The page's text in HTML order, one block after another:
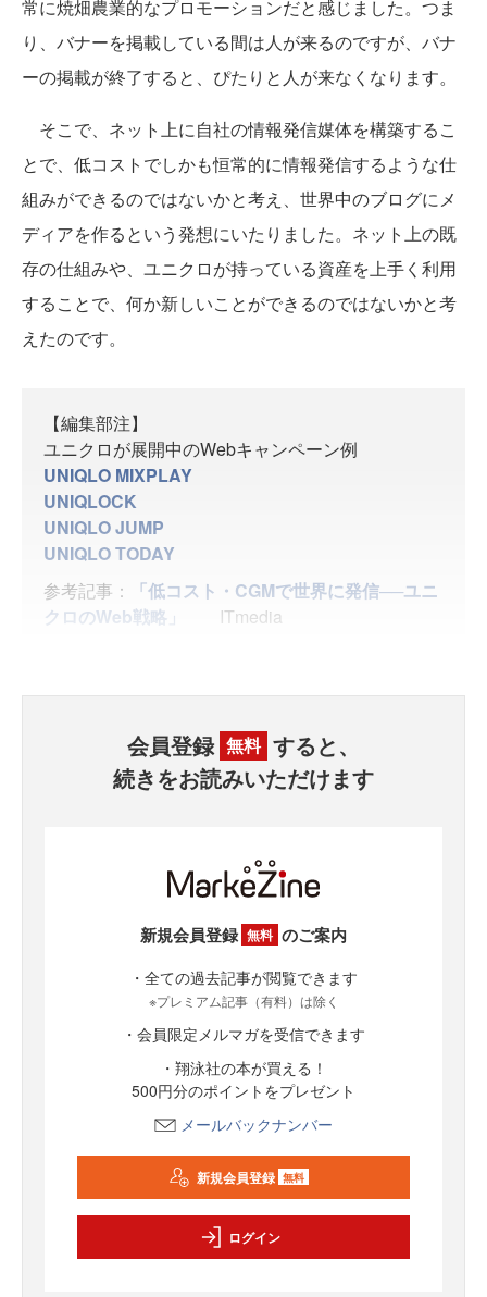
常に焼畑農業的なプロモーションだと感じました。つま
り、バナーを掲載している間は人が来るのですが、バナ
ーの掲載が終了すると、ぴたりと人が来なくなります。
そこで、ネット上に自社の情報発信媒体を構築するこ
とで、低コストでしかも恒常的に情報発信するような仕
組みができるのではないかと考え、世界中のブログにメ
ディアを作るという発想にいたりました。ネット上の既
存の仕組みや、ユニクロが持っている資産を上手く利用
することで、何か新しいことができるのではないかと考
えたのです。
【編集部注】
ユニクロが展開中のWebキャンペーン例
UNIQLO MIXPLAY
UNIQLOCK
UNIQLO JUMP
UNIQLO TODAY
参考記事：
「低コスト・CGMで世界に発信──ユニ
クロのWeb戦略」
ITmedia
会員登録 無料 すると、
続きをお読みいただけます
新規会員登録 無料 のご案内
・全ての過去記事が閲覧できます
※プレミアム記事（有料）は除く
・会員限定メルマガを受信できます
・翔泳社の本が買える！
500円分のポイントをプレゼント
メールバックナンバー
新規会員登録 無料
ログイン